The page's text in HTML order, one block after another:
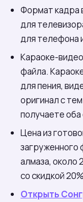
Формат кадра
для
для телефона
Караоке-
файла.
для пения,
оригинал с
получаете оба
Цена из
загруженного
алмаза, около
со скидкой
Открыть